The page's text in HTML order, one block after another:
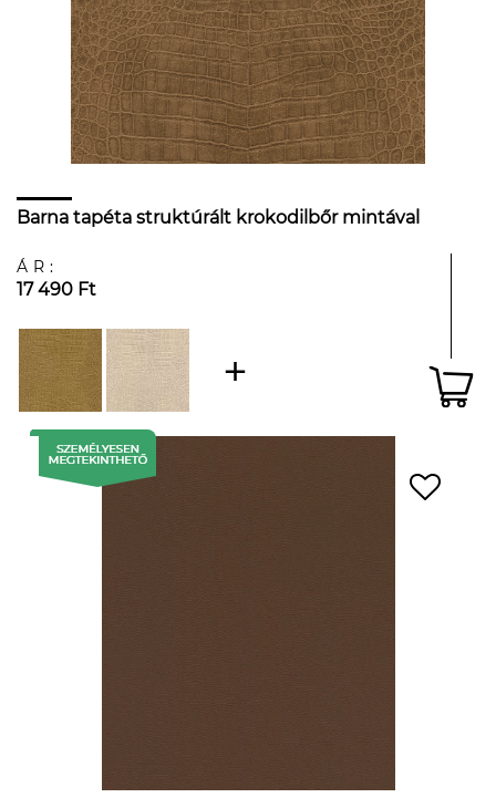
Barna tapéta struktúrált krokodilbőr mintával
ÁR:
17 490 Ft